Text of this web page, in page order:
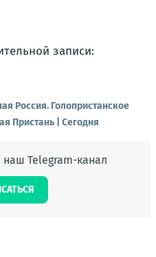
записи:
Россия. Голопристанское
Пристань | Сегодня
Telegram-канал